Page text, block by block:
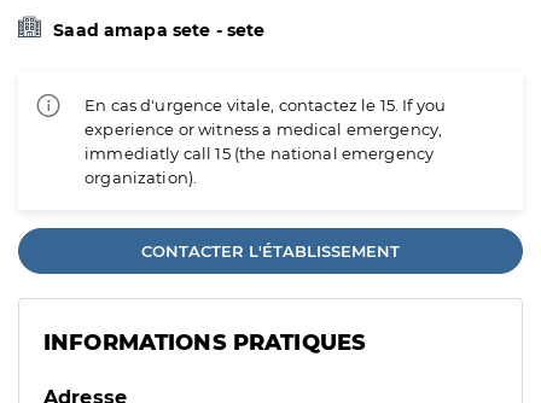
Saad amapa sete - sete
En cas d'urgence vitale, contactez le 15. If you
experience or witness a medical emergency,
immediatly call 15 (the national emergency
organization).
CONTACTER L'ÉTABLISSEMENT
INFORMATIONS PRATIQUES
Adresse